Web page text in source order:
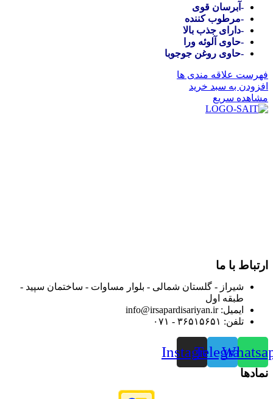
-آبرسان قوی
-مرطوب کننده
-دارای جذب بالا
-حاوی آلوئه ورا
-حاوی روغن جوجوبا
فهرست علاقه مندی ها
افزودن به سبد خرید
مشاهده سریع
ارتباط با ما
شیراز - گلستان شمالی - بلوار مساوات - ساختمان سپید -
طبقه اول
ایمیل: info@irsapardisariyan.ir
تلفن: ۳۶۵۱۵۶۵۱ - ۰۷۱
Telegram
Instagram
نمادها